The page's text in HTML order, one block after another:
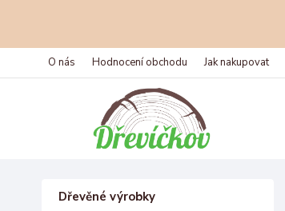
O nás Hodnocení obchodu Jak nakupovat
Dřevěné výrobky